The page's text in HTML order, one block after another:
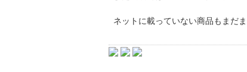
ネットに載っていない商品もまだ